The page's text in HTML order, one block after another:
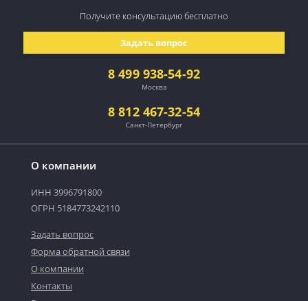
О компании
ИНН 3996791800
ОГРН 5184773242110
Задать вопрос
Форма обратной связи
О компании
Контакты
8 499 938-54-92
Москва
8 812 467-32-54
Санкт-Петербург
Задать вопрос
Получите консультациюбесплатно